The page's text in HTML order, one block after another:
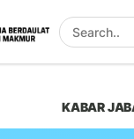
KABAR